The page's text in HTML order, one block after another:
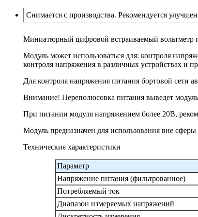
Снимается с производства. Рекомендуется
Миниатюрный цифровой встраиваемый вольтметр
Модуль может использоваться для: контроля
контроля напряжения в различных устройствах и
Для контроля напряжения питания бортовой сети
Внимание! Переполюсовка питания выведет модуль
При питании модуля напряжением более 20В,
Модуль предназначен для использования вне
Технические характеристики
Параметр
Напряжение питания (фильтрованное)
Потребляемый ток
Диапазон измеряемых напряжений